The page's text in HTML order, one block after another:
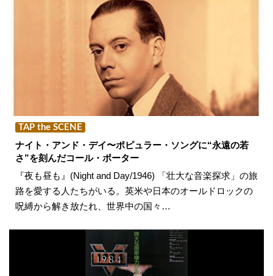
TAP the SCENE
ナイト・アンド・デイ〜ポピュラー・ソングに“永遠の若
さ”を刻んだコール・ポーター
『夜も昼も』(Night and Day/1946) 「壮大な音楽探求」の旅
路を愛する人たちがいる。英米や日本のオールドロックの
呪縛から解き放たれ、世界中の国々…